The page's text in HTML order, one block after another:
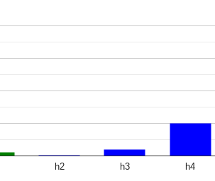
h2 h3 h4